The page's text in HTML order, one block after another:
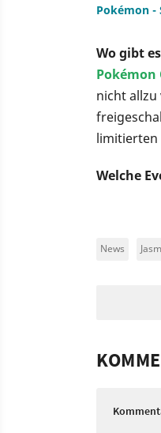
Pokémon -
Wo gibt
Pokémon
nicht allzu
limitierten
Welche
News